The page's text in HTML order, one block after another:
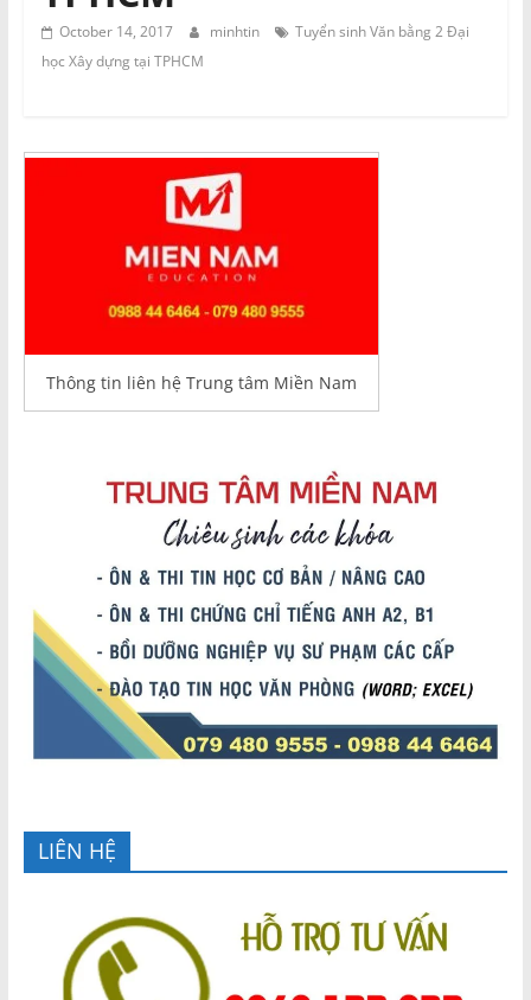
Tư
vấn
October 14, 2017 minhtin
Tuyển sinh Văn bằng 2 Đại
học Xây dựng tại TPHCM
Thông tin liên hệ Trung tâm Miền Nam
LIÊN HỆ